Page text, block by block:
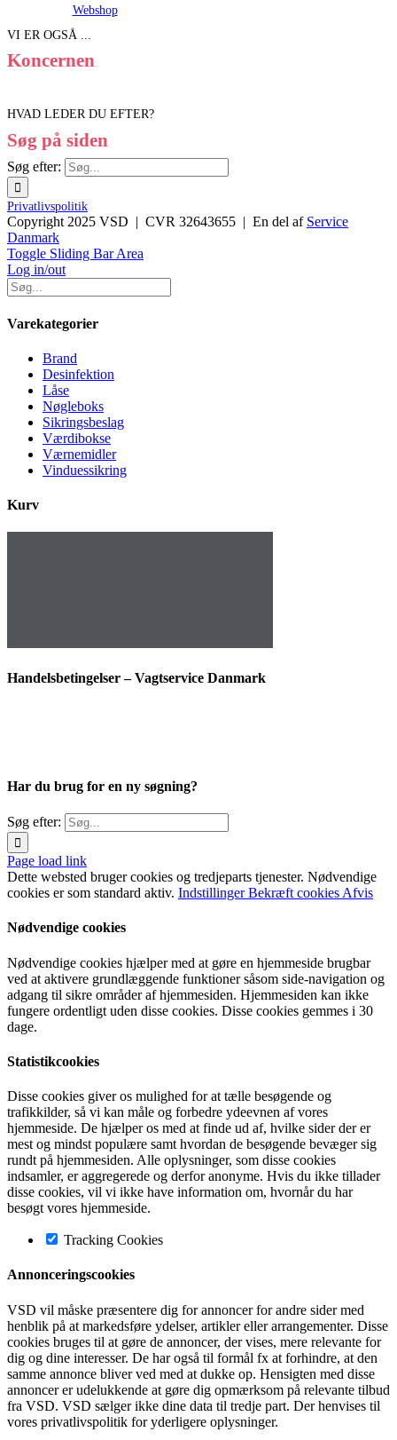
Webshop
VI ER OGSÅ ...
Koncernen
HVAD LEDER DU EFTER?
Søg på siden
Søg efter:
Privatlivspolitik
Copyright 2025 VSD | CVR 32643655 | En del af Service
Danmark
Toggle Sliding Bar Area
Log in/out
Varekategorier
Brand
Desinfektion
Låse
Nøgleboks
Sikringsbeslag
Værdibokse
Værnemidler
Vinduessikring
Kurv
Handelsbetingelser – Vagtservice Danmark
Har du brug for en ny søgning?
Søg efter:
Page load link
Dette websted bruger cookies og tredjeparts tjenester. Nødvendige
cookies er som standard aktiv. IndstillingerBekræft cookies Afvis
Nødvendige cookies
Nødvendige cookies hjælper med at gøre en hjemmeside brugbar
ved at aktivere grundlæggende funktioner såsom side-navigation og
adgang til sikre områder af hjemmesiden. Hjemmesiden kan ikke
fungere ordentligt uden disse cookies. Disse cookies gemmes i 30
dage.
Statistikcookies
Disse cookies giver os mulighed for at tælle besøgende og
trafikkilder, så vi kan måle og forbedre ydeevnen af vores
hjemmeside. De hjælper os med at finde ud af, hvilke sider der er
mest og mindst populære samt hvordan de besøgende bevæger sig
rundt på hjemmesiden. Alle oplysninger, som disse cookies
indsamler, er aggregerede og derfor anonyme. Hvis du ikke tillader
disse cookies, vil vi ikke have information om, hvornår du har
besøgt vores hjemmeside.
Tracking Cookies
Annonceringscookies
VSD vil måske præsentere dig for annoncer for andre sider med
henblik på at markedsføre ydelser, artikler eller arrangementer. Disse
cookies bruges til at gøre de annoncer, der vises, mere relevante for
dig og dine interesser. De har også til formål fx at forhindre, at den
samme annonce bliver ved med at dukke op. Hensigten med disse
annoncer er udelukkende at gøre dig opmærksom på relevante tilbud
fra VSD. VSD sælger ikke dine data til tredje part. Der henvises til
vores privatlivspolitik for yderligere oplysninger.